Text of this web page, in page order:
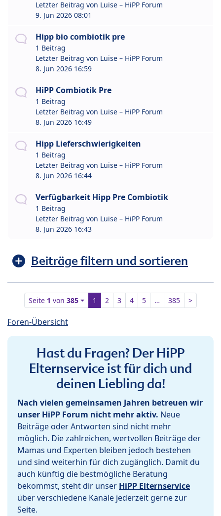
Letzter Beitrag von Luise – HiPP Forum
9. Jun 2026 08:01
Hipp bio combiotik pre
1 Beitrag
Letzter Beitrag von Luise – HiPP Forum
8. Jun 2026 16:59
HiPP Combiotik Pre
1 Beitrag
Letzter Beitrag von Luise – HiPP Forum
8. Jun 2026 16:49
Hipp Lieferschwierigkeiten
1 Beitrag
Letzter Beitrag von Luise – HiPP Forum
8. Jun 2026 16:44
Verfügbarkeit Hipp Pre Combiotik
1 Beitrag
Letzter Beitrag von Luise – HiPP Forum
8. Jun 2026 16:43
Beiträge filtern und sortieren
Seite 1 von385 1 2 3 4 5 … 385 >
Foren-Übersicht
Hast du Fragen? Der HiPP
Elternservice ist für dich und
deinen Liebling da!
Nach vielen gemeinsamen Jahren betreuen wir
unser HiPP Forum nicht mehr aktiv. Neue
Beiträge oder Antworten sind nicht mehr
möglich. Die zahlreichen, wertvollen Beiträge der
Mamas und Experten bleiben jedoch bestehen
und sind weiterhin für dich zugänglich. Damit du
auch künftig die bestmögliche Beratung
bekommst, steht dir unser HiPP Elternservice
über verschiedene Kanäle jederzeit gerne zur
Seite.